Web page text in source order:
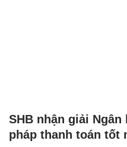
SHB nhận giải
pháp thanh toán tốt